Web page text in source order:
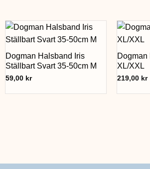
Dogman Halsband Iris
Ställbart Svart 35-50cm M
59,00 kr
Dogman
XL/XXL
219,00 kr